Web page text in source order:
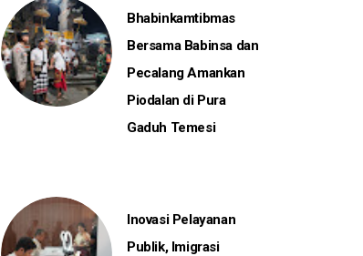
Bhabinkamtibmas
Bersama Babinsa dan
Pecalang Amankan
Piodalan di Pura
Gaduh Temesi
Inovasi Pelayanan
Publik, Imigrasi